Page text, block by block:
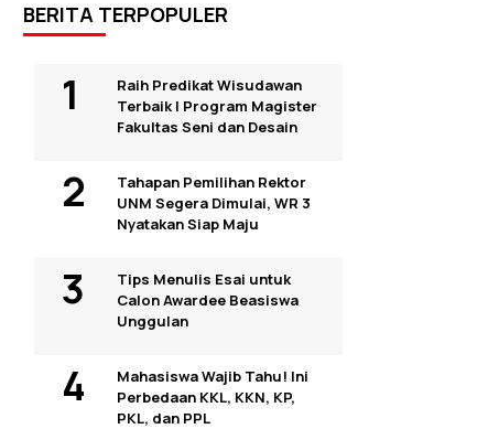
BERITA TERPOPULER
Raih Predikat Wisudawan
Terbaik I Program Magister
Fakultas Seni dan Desain
Tahapan Pemilihan Rektor
UNM Segera Dimulai, WR 3
Nyatakan Siap Maju
Tips Menulis Esai untuk
Calon Awardee Beasiswa
Unggulan
Mahasiswa Wajib Tahu! Ini
Perbedaan KKL, KKN, KP,
PKL, dan PPL